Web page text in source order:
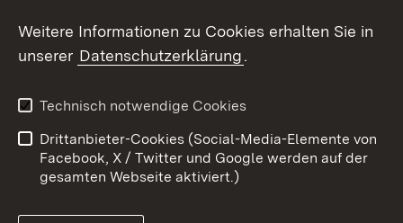
Kontakt
Impressum
Cookies
Weitere Informationen zu Cookies erhalten Sie in
unserer Datenschutzerklärung.
Technisch notwendige Cookies
Drittanbieter-Cookies (Social-Media-Elemente von
Facebook, X / Twitter und Google werden auf der
gesamten Webseite aktiviert.)